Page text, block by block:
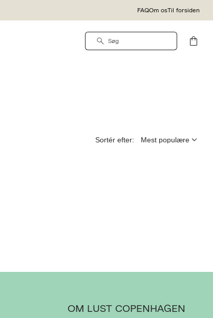
FAQOm osTil forsiden
Sortér efter:
OM LUST COPENHAGEN